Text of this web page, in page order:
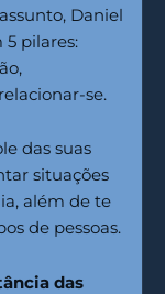
Daniel
5 pilares:
se.
das suas
situações
além de te
de pessoas.
das